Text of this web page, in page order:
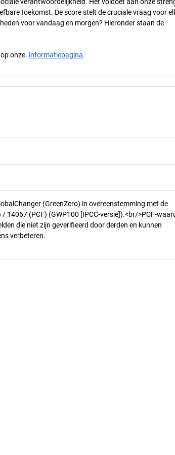
toekomst. De score stelt de cruciale vraag voor
voor vandaag en morgen? Hieronder staan de
onze. informatiepagina.
(GreenZero) in overeenstemming met de
14067 (PCF) (GWP100 [IPCC-versie]).<br/>PCF-
die niet zijn geverifieerd door derden en kunnen
verbeteren.